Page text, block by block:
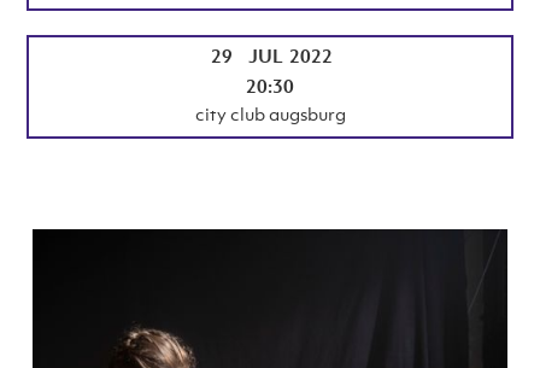
29 JUL 2022
20:30
city club augsburg